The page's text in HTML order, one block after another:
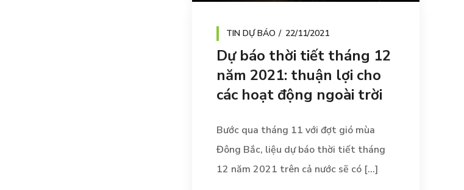
TIN DỰ BÁO 22/11/2021
Dự báo thời tiết tháng 12
năm 2021: thuận lợi cho
các hoạt động ngoài trời
Bước qua tháng 11 với đợt gió mùa
Đông Bắc, liệu dự báo thời tiết tháng
12 năm 2021 trên cả nước sẽ có [...]